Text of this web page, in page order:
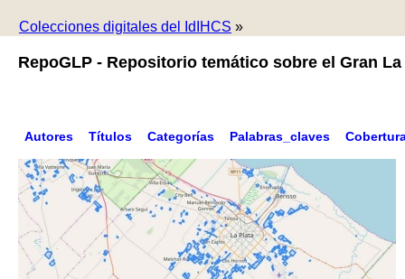
Colecciones digitales del IdIHCS »
RepoGLP - Repositorio temático sobre el Gran La
Autores Títulos Categorías Palabras_claves